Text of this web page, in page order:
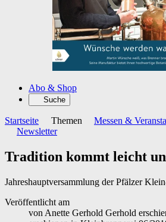
Abo & Shop
Suche
Startseite Themen
Messen &
Newsletter
Tradition kommt leicht
Jahreshauptversammlung der Pfälzer
Veröffentlicht am
von Anette Gerhold Gerhold